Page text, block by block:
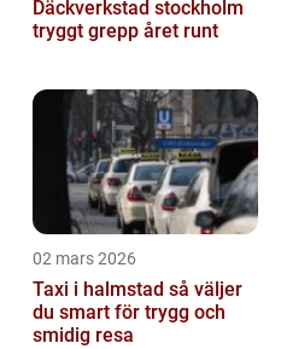
Däckverkstad stockholm
tryggt grepp året runt
02 mars 2026
Taxi i halmstad så väljer
du smart för trygg och
smidig resa